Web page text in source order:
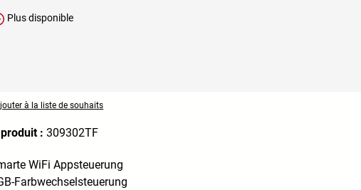
Plus disponible
à la liste de souhaits
: 309302TF
WiFi Appsteuerung
Farbwechselsteuerung